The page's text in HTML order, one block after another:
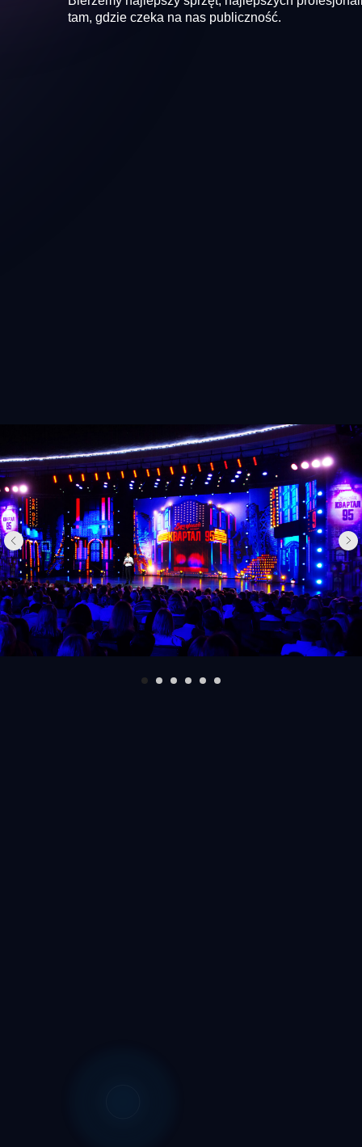
tam, gdzie czeka na nas publiczność.